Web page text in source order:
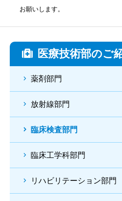
お願いします。
医療技術部のご
薬剤部門
放射線部門
臨床検査部門
臨床工学科部門
リハビリテーション部門